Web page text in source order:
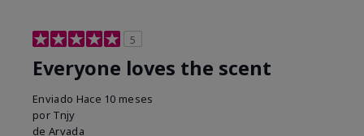
5
Everyone loves the scent
Enviado Hace 10 meses
por Tnjy
de Arvada